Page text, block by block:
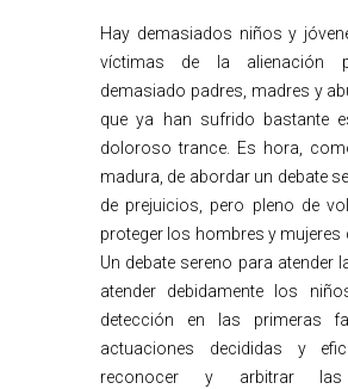
Hay demasiados niños y
víctimas de la alienación
demasiado padres, madres y
que ya han sufrido bastante
doloroso trance. Es hora,
madura, de abordar un debate
de prejuicios, pero pleno de
proteger los hombres y mujeres
Un debate sereno para atender
atender debidamente los
detección en las primeras
actuaciones decididas y
reconocer y arbitrar las